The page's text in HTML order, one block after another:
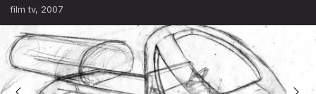
film tv 2007